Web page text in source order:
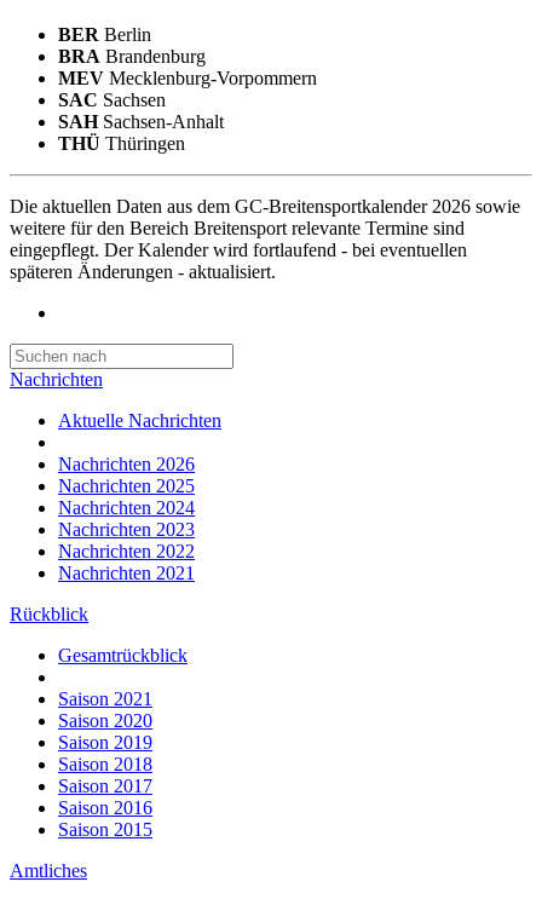
BER Berlin
BRA Brandenburg
MEV Mecklenburg-Vorpommern
SAC Sachsen
SAHSachsen-Anhalt
THÜ Thüringen
Die aktuellen Daten aus dem GC-Breitensportkalender 2026 sowie
weitere für den Bereich Breitensport relevante Termine sind
eingepflegt. Der Kalender wird fortlaufend - bei eventuellen
späteren Änderungen - aktualisiert.
Nachrichten
Aktuelle Nachrichten
Nachrichten 2026
Nachrichten 2025
Nachrichten 2024
Nachrichten 2023
Nachrichten 2022
Nachrichten 2021
Rückblick
Gesamtrückblick
Saison 2021
Saison 2020
Saison 2019
Saison 2018
Saison 2017
Saison 2016
Saison 2015
Amtliches